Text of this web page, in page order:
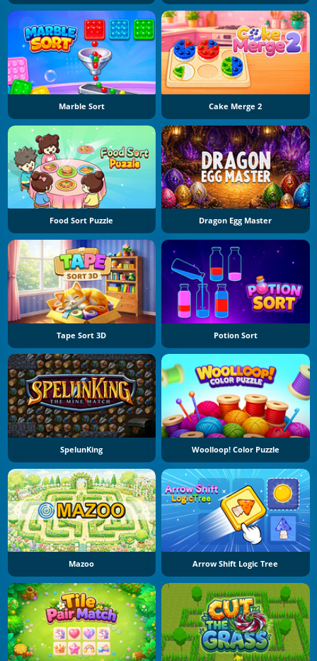
Marble Sort Cake Merge 2
Food Sort Puzzle Dragon Egg Master
Tape Sort 3D Potion Sort
SpelunKing Woolloop! Color Puzzle
Mazoo Arrow Shift Logic Tree